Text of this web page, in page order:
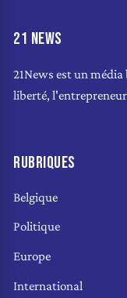
21 NEWS
21News est un
liberté,
RUBRIQUES
Belgique
Politique
Europe
International